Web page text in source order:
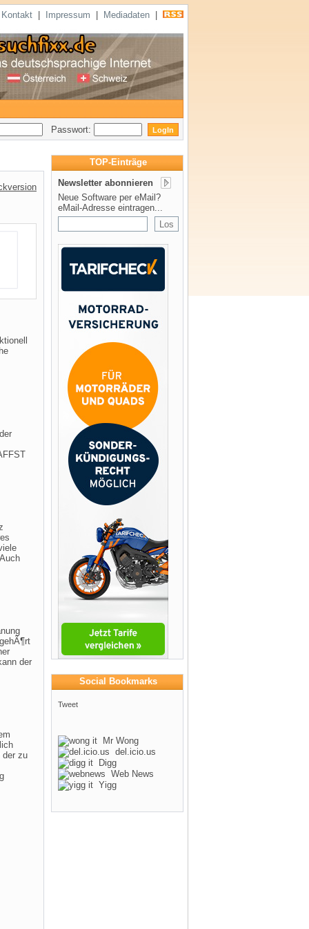
Kontakt Impressum Mediadaten
Passwort:
der
der zu
TOP-Einträge
Newsletter abonnieren
Neue Software per eMail?
eMail-Adresse eintragen...
Social Bookmarks
Tweet
Mr Wong
del.icio.us
Digg
Web News
Yigg